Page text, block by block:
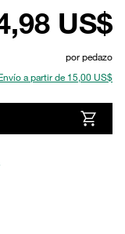
US$
por pedazo
a partir de 15,00 US$